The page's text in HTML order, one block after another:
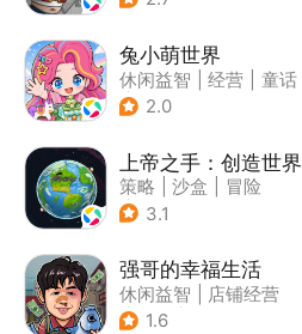
兔小萌世界
休闲益智 经营
童话
| 捏脸
2.0
上帝之手：创造世界
策略 沙盒
冒险
| 卡通
3.1
强哥的幸福生活
休闲益智
店铺经营
| 卡通
1.6